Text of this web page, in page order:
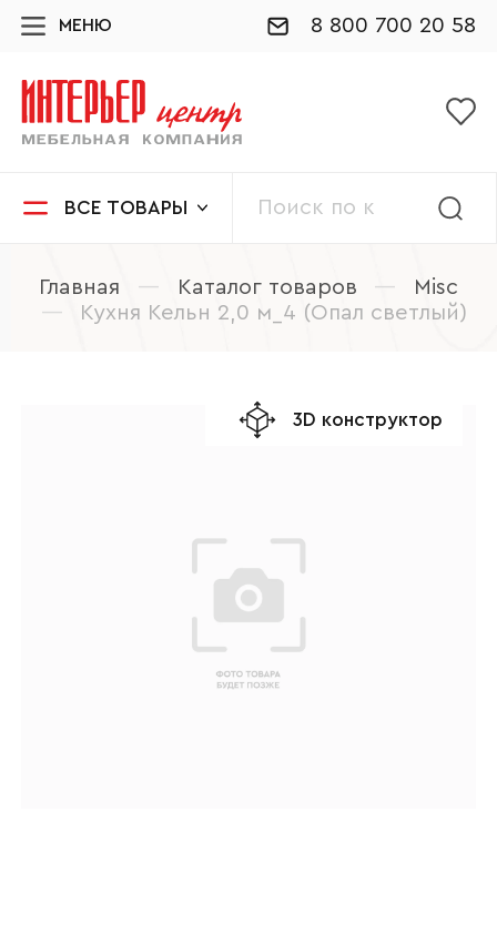
МЕНЮ 8 800 700 20 58
ВСЕ ТОВАРЫ
Главная — Каталог товаров —
Misc
—
Кухня Кельн 2,0 м_4 (Опал светлый)
3D конструктор